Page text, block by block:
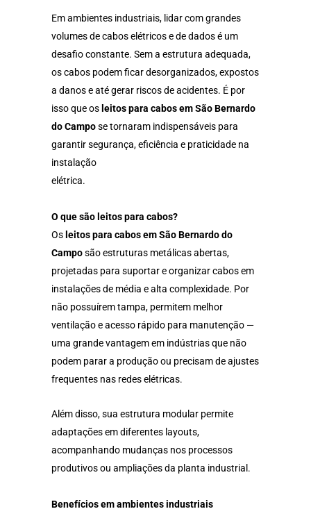
Em ambientes industriais, lidar com grandes
volumes de cabos elétricos e de dados é um
desafio constante. Sem a estrutura adequada,
os cabos podem ficar desorganizados, expostos
a danos e até gerar riscos de acidentes. É por
isso que os leitos para cabos em São Bernardo
do Campose tornaram indispensáveis para
garantir segurança, eficiência e praticidade na
instalação
elétrica.
O que são leitos para cabos?
Os leitos para cabos em São Bernardo do
Camposão estruturas metálicas abertas,
projetadas para suportar e organizar cabos em
instalações de média e alta complexidade. Por
não possuírem tampa, permitem melhor
ventilação e acesso rápido para manutenção —
uma grande vantagem em indústrias que não
podem parar a produção ou precisam de ajustes
frequentes nas redes elétricas.
Além disso, sua estrutura modular permite
adaptações em diferentes layouts,
acompanhando mudanças nos processos
produtivos ou ampliações da planta industrial.
Benefícios em ambientes industriais